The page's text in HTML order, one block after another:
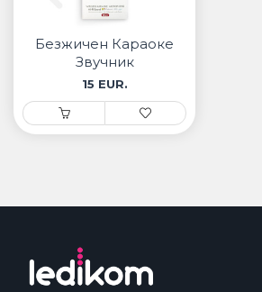
Безжичен Караоке
Звучник
15 EUR.
ПРОЕКТОРИ